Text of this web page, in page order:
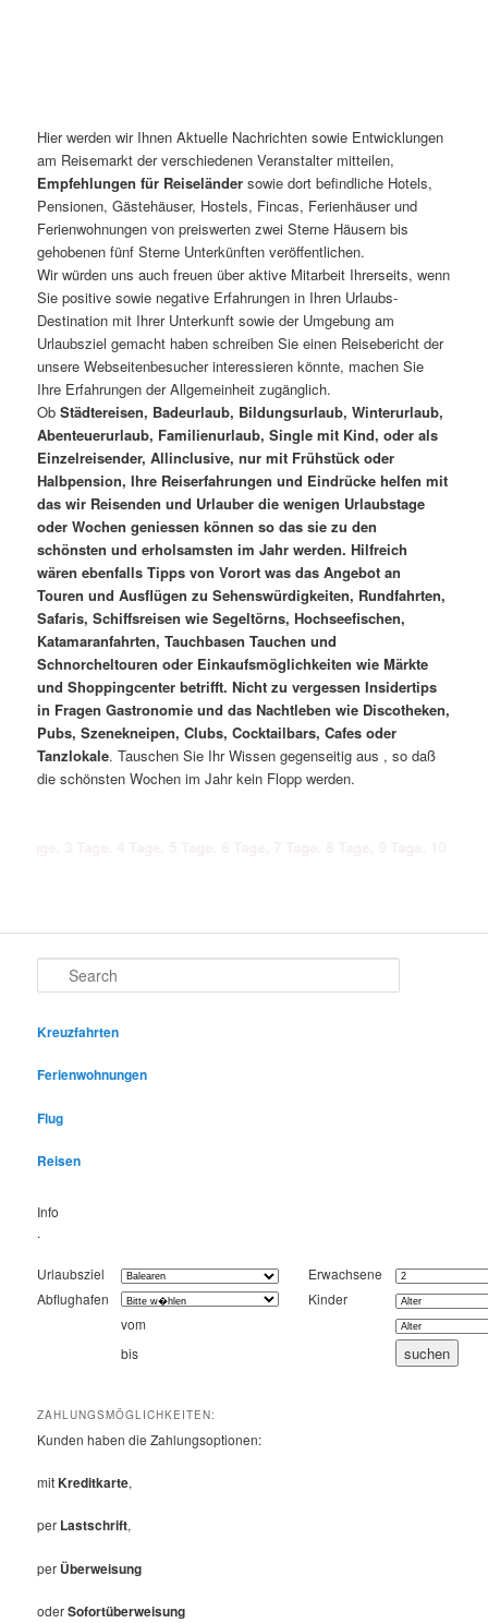
Hier werden wir Ihnen Aktuelle Nachrichten sowie Entwicklungen
am Reisemarkt der verschiedenen Veranstalter mitteilen,
Empfehlungen für Reiseländer sowie dort befindliche Hotels,
Pensionen, Gästehäuser, Hostels, Fincas, Ferienhäuser und
Ferienwohnungen von preiswerten zwei Sterne Häusern bis
gehobenen fünf Sterne Unterkünften veröffentlichen.
Wir würden uns auch freuen über aktive Mitarbeit Ihrerseits, wenn
Sie positive sowie negative Erfahrungen in Ihren Urlaubs-
Destination mit Ihrer Unterkunft sowie der Umgebung am
Urlaubsziel gemacht haben schreiben Sie einen Reisebericht der
unsere Webseitenbesucher interessieren könnte, machen Sie
Ihre Erfahrungen der Allgemeinheit zugänglich.
ObStädtereisen, Badeurlaub, Bildungsurlaub, Winterurlaub,
Abenteuerurlaub, Familienurlaub, Single mit Kind, oder als
Einzelreisender, Allinclusive, nur mit Frühstück oder
Halbpension, Ihre Reiserfahrungen und Eindrücke helfen mit
das wir Reisenden und Urlauber die wenigen Urlaubstage
oder Wochen geniessen können so das sie zu den
schönsten und erholsamsten im Jahr werden. Hilfreich
wären ebenfalls Tipps von Vorort was das Angebot an
Touren und Ausflügen zu Sehenswürdigkeiten, Rundfahrten,
Safaris, Schiffsreisen wie Segeltörns, Hochseefischen,
Katamaranfahrten, Tauchbasen Tauchen und
Schnorcheltouren oder Einkaufsmöglichkeiten wie Märkte
und Shoppingcenter betrifft. Nicht zu vergessen Insidertips
in Fragen Gastronomie und das Nachtleben wie Discotheken,
Pubs, Szenekneipen, Clubs, Cocktailbars, Cafes oder
Tanzlokale. Tauschen Sie Ihr Wissen gegenseitig aus , so daß
die schönsten Wochen im Jahr kein Flopp werden.
Search
Kreuzfahrten
Ferienwohnungen
Flug
Reisen
Info
.
Urlaubsziel
Erwachsene
Abflughafen
Kinder
vom
bis
ZAHLUNGSMÖGLICHKEITEN:
Kunden haben die Zahlungsoptionen:
mitKreditkarte,
per Lastschrift,
per Überweisung
oderSofortüberweisung